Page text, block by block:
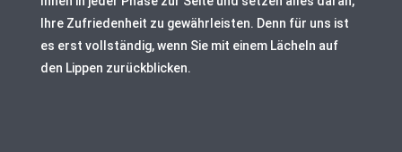
Ihre Zufriedenheit zu gewährleisten. Denn für uns ist
es erst vollständig, wenn Sie mit einem Lächeln auf
den Lippen zurückblicken.